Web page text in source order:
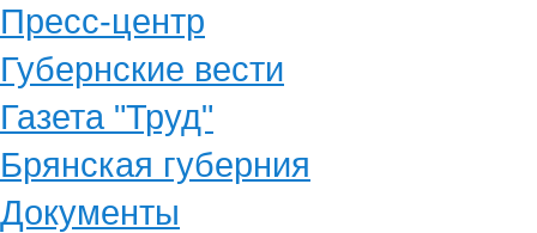
Пресс-центр
Губернские вести
Газета "Труд"
Брянская губерния
Документы